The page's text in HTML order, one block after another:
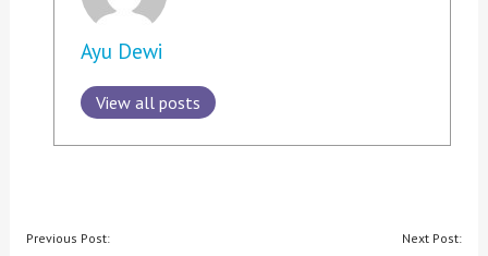
Ayu Dewi
View all posts
P
Previous Post: Next Post: